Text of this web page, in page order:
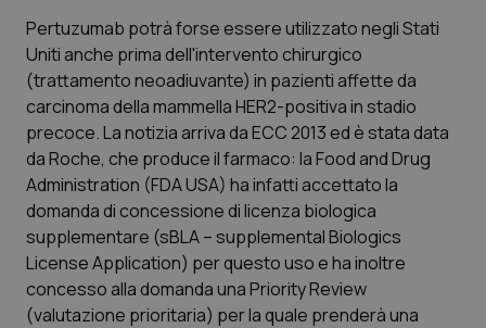
Studi e Analisi
Lettere al direttore
Edizioni Regionali
QS Pro
Professionisti Sanitari.AI
Abruzzo
QS Pro Gold
Pertuzumab potrà forse essere utilizzato negli Stati
Uniti anche prima dell'intervento chirurgico
(trattamento neoadiuvante) in pazienti affette da
carcinoma della mammella HER2-positiva in stadio
precoce. La notizia arriva da ECC 2013 ed è stata data
da Roche, che produce il farmaco: la Food and Drug
Administration (FDA USA) ha infatti accettato la
domanda di concessione di licenza biologica
supplementare (sBLA – supplemental Biologics
License Application) per questo uso e ha inoltre
concesso alla domanda una Priority Review
(valutazione prioritaria) per la quale prenderà una